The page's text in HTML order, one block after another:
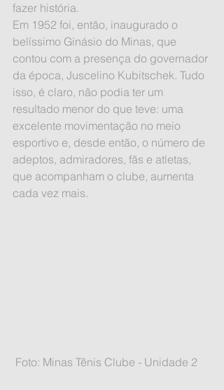
fazer história.
Em 1952 foi, então, inaugurado o
belíssimo Ginásio do Minas, que
contou com a presença do governador
da época, Juscelino Kubitschek. Tudo
isso, é claro, não podia ter um
resultado menor do que teve: uma
excelente movimentação no meio
esportivo e, desde então, o número de
adeptos, admiradores, fãs e atletas,
que acompanham o clube, aumenta
cada vez mais.
Foto: Minas Tênis Clube - Unidade 2